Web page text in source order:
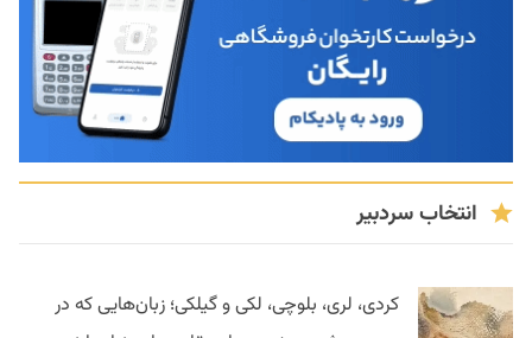
انتخاب سردبیر
کردی، لری، بلوچی، لکی و گیلکی؛ زبان‌هایی که در